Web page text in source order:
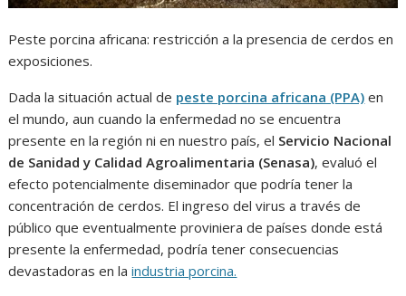
Peste porcina africana: restricción a la presencia de cerdos en
exposiciones.
Dada la situación actual de peste porcina africana (PPA) en
el mundo, aun cuando la enfermedad no se encuentra
presente en la región ni en nuestro país, el Servicio Nacional
de Sanidad y Calidad Agroalimentaria (Senasa), evaluó el
efecto potencialmente diseminador que podría tener la
concentración de cerdos. El ingreso del virus a través de
público que eventualmente proviniera de países donde está
presente la enfermedad, podría tener consecuencias
devastadoras en laindustria porcina.